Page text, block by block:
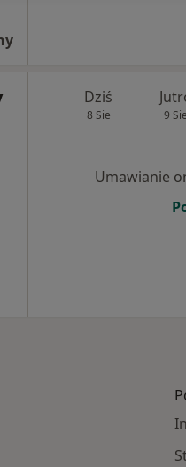
Dziś
8 Sie 9 Sie
Umawianie